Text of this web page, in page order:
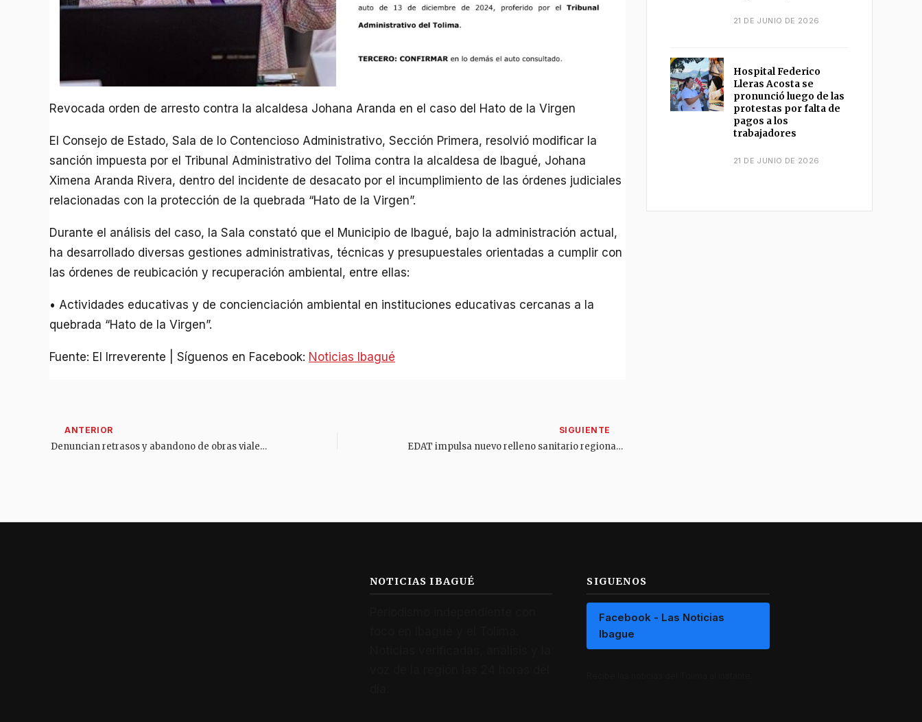
Revocada orden de arresto contra la alcaldesa Johana Aranda en el caso del Hato de la Virgen
El Consejo de Estado, Sala de lo Contencioso Administrativo, Sección Primera, resolvió modificar la
sanción impuesta por el Tribunal Administrativo del Tolima contra la alcaldesa de Ibagué, Johana
Ximena Aranda Rivera, dentro del incidente de desacato por el incumplimiento de las órdenes judiciales
relacionadas con la protección de la quebrada “Hato de la Virgen”.
Durante el análisis del caso, la Sala constató que el Municipio de Ibagué, bajo la administración actual,
ha desarrollado diversas gestiones administrativas, técnicas y presupuestales orientadas a cumplir con
las órdenes de reubicación y recuperación ambiental, entre ellas:
• Actividades educativas y de concienciación ambiental en instituciones educativas cercanas a la
quebrada “Hato de la Virgen”.
Fuente: El Irreverente | Síguenos en Facebook: Noticias Ibagué
Denuncian retrasos y abandono de obras viales en el corregimiento de Gualanday EDAT impulsa nuevo relleno sanitario regional para el sur del Tolima
21 DE JUNIO DE 2026
Hospital Federico
Lleras Acosta se
pronunció luego de las
protestas por falta de
pagos a los
trabajadores
21 DE JUNIO DE 2026
NOTICIAS IBAGUÉ SIGUENOS
Facebook - Las Noticias
Ibague